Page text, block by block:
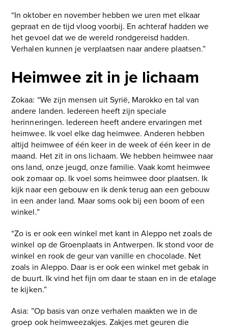
“In oktober en november hebben we uren met elkaar
gepraat en de tijd vloog voorbij. En achteraf hadden we
het gevoel dat we de wereld rondgereisd hadden.
Verhalen kunnen je verplaatsen naar andere plaatsen.”
Heimwee zit in je lichaam
Zokaa: “We zijn mensen uit Syrië, Marokko en tal van
andere landen. Iedereen heeft zijn speciale
herinneringen. Iedereen heeft andere ervaringen met
heimwee. Ik voel elke dag heimwee. Anderen hebben
altijd heimwee of één keer in de week of één keer in de
maand. Het zit in ons lichaam. We hebben heimwee naar
ons land, onze jeugd, onze familie. Vaak komt heimwee
ook zomaar op. Ik voel soms heimwee door plaatsen. Ik
kijk naar een gebouw en ik denk terug aan een gebouw
in een ander land. Maar soms ook bij een boom of een
winkel.”
“Zo is er ook een winkel met kant in Aleppo net zoals de
winkel op de Groenplaats in Antwerpen. Ik stond voor de
winkel en rook de geur van vanille en chocolade. Net
zoals in Aleppo. Daar is er ook een winkel met gebak in
de buurt. Ik vind het fijn om daar te staan en in de etalage
te kijken.”
Asia: ”Op basis van onze verhalen maakten we in de
groep ook heimweezakjes. Zakjes met geuren die